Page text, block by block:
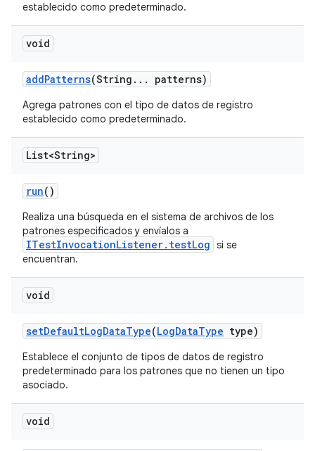
establecido como predeterminado.
void
addPatterns(String . . . patterns)
Agrega patrones con el tipo de datos de registro
establecido como predeterminado.
List<String>
run()
Realiza una búsqueda en el sistema de archivos de los
patrones especificados y envíalos a
ITestInvocationListener.testLog si se
encuentran.
void
setDefaultLogDataType(LogDataType type)
Establece el conjunto de tipos de datos de registro
predeterminado para los patrones que no tienen un tipo
asociado.
void